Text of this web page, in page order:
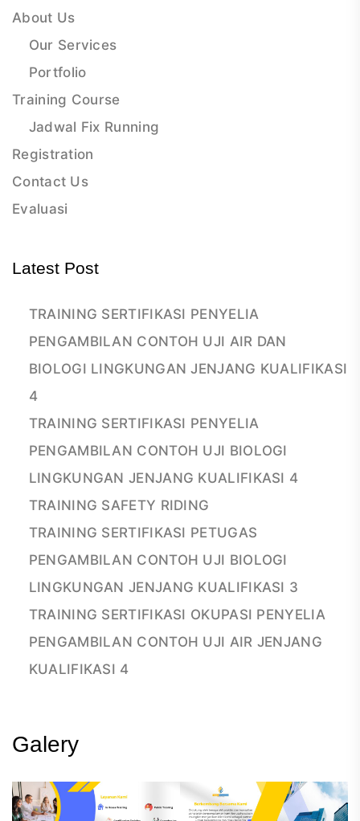
About Us
Our Services
Portfolio
Training Course
Jadwal Fix Running
Registration
Contact Us
Evaluasi
Latest Post
TRAINING SERTIFIKASI PENYELIA
PENGAMBILAN CONTOH UJI AIR DAN
BIOLOGI LINGKUNGAN JENJANG KUALIFIKASI
4
TRAINING SERTIFIKASI PENYELIA
PENGAMBILAN CONTOH UJI BIOLOGI
LINGKUNGAN JENJANG KUALIFIKASI 4
TRAINING SAFETY RIDING
TRAINING SERTIFIKASI PETUGAS
PENGAMBILAN CONTOH UJI BIOLOGI
LINGKUNGAN JENJANG KUALIFIKASI 3
TRAINING SERTIFIKASI OKUPASI PENYELIA
PENGAMBILAN CONTOH UJI AIR JENJANG
KUALIFIKASI 4
Galery